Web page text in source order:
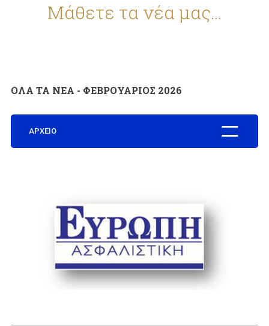
ΣΥΝΕΡΓΑΤΕΣ
Μάθετε τα νέα μας...
ΟΛΑ ΤΑ ΝΕΑ - ΦΕΒΡΟΥΑΡΙΟΣ 2026
ΑΡΧΕΙΟ